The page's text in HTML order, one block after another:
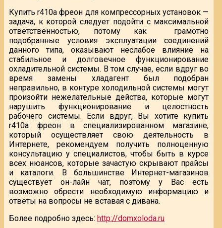
Купить r410а фреон для компрессорных установок —
задача, к которой следует подойти с максимальной
ответственностью, потому как грамотно
подобранные условия эксплуатации соединений
данного типа, оказывают неслабое влияние на
стабильное и долговечное функционирование
охладительной системы. В том случае, если вдруг во
время замены хладагент был подобран
неправильно, в контуре холодильной системы могут
произойти нежелательные действа, которые могут
нарушить функционирование и целостность
рабочего системы. Если вдруг, Вы хотите купить
r410а фреон в специализированном магазине,
который осуществляет свою деятельность в
Интернете, рекомендуем получить полноценную
консультацию у специалистов, чтобы быть в курсе
всех нюансов, которые зачастую скрывают прайсы
и каталоги. В большинстве Интернет-магазинов
существует он-лайн чат, поэтому у Вас есть
возможно обрести необходимую информацию и
ответы на вопросы не вставая с дивана.
Более подробно здесь: http://domxoloda.ru